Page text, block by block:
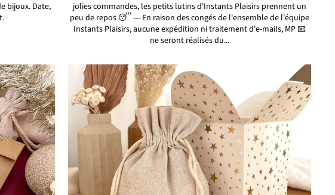
bijoux. Date,
jolies commandes, les petits lutins d'Instants Plaisirs prennent un
peu de repos 😴 --- En raison des congés de l'ensemble de l'équipe
Instants Plaisirs, aucune expédition ni traitement d'e-mails, MP 📧
ne seront réalisés du...